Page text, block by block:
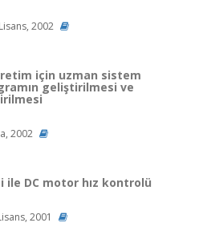
2002
için uzman sistem
geliştirilmesi ve
2002
ile DC motor hız kontrolü
2001